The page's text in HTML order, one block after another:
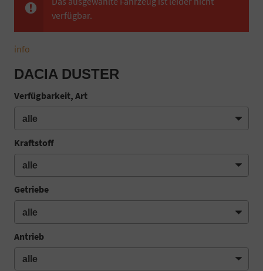
verfügbar.
info
DACIA DUSTER
Verfügbarkeit, Art
Kraftstoff
Getriebe
Antrieb